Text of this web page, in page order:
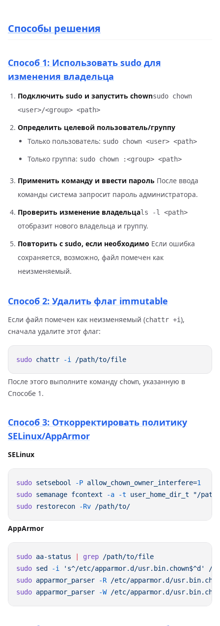
Способы решения
Способ 1: Использовать sudo для
изменения владельца
Подключить sudo и запустить chownsudo chown
<user>/<group> <path>
Определить целевой пользователь/группу
Только пользователь: sudo chown <user> <path>
Только группа: sudo chown :<group> <path>
Применить команду и ввести пароль После ввода
команды система запросит пароль администратора.
Проверить изменение владельцаls -l <path>
отобразит нового владельца и группу.
Повторить с sudo, если необходимо Если ошибка
сохраняется, возможно, файл помечен как
неизменяемый.
Способ 2: Удалить флаг immutable
Если файл помечен как неизменяемый (chattr +i),
сначала удалите этот флаг:
sudo chattr -i
После этого выполните команду chown, указанную в
Способе 1.
Способ 3: Откорректировать политику
SELinux/AppArmor
SELinux
sudo setsebool -P allow_chown_owner_interfere=
sudo semanage fcontext -a -t user_home_dir_t
sudo restorecon -Rv
AppArmor
sudo aa-status grep
sudo sed -i
's^/etc/apparmor.d/usr.bin.chown$^d'
sudo apparmor_parser -R
sudo apparmor_parser -W